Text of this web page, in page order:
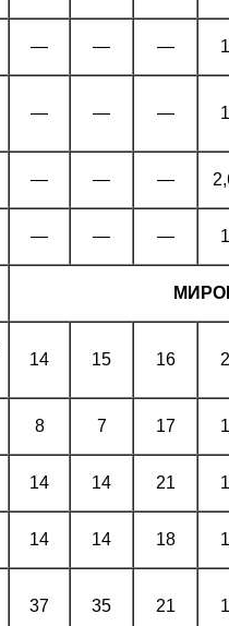
— — —
— — —
— — —
— — —
14 15 16
8 7 17
14 14 21
14 14 18
37 35 21